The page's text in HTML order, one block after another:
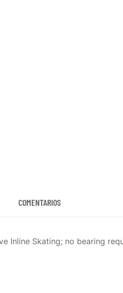
COMENTARIOS
Inline Skating; no bearing